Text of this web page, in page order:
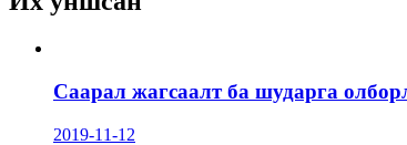
Саарал жагсаалт ба шударга
2019-11-12